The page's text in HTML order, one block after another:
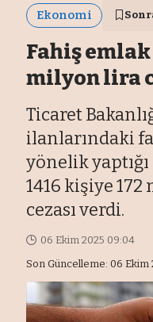
Ekonomi
Fahiş
milyon lira
Ticaret
ilanlarındaki
yönelik
1416 kişiye
cezası verdi.
Son Güncelleme: 06 Ekim
06 Ekim 2025 09:04